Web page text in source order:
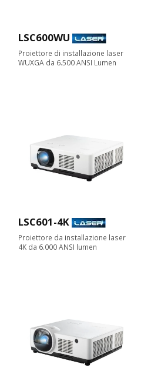
LSC600WU
Proiettore di installazione laser
WUXGA da 6.500 ANSI Lumen
LSC601-4K
Proiettore da installazione laser
4K da 6.000 ANSI lumen